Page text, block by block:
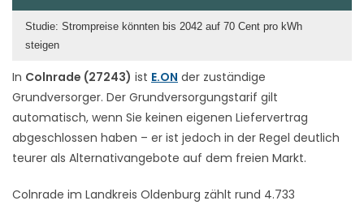
In Colnrade (27243) ist E.ON der zuständige
Grundversorger. Der Grundversorgungstarif gilt
automatisch, wenn Sie keinen eigenen Liefervertrag
abgeschlossen haben – er ist jedoch in der Regel deutlich
teurer als Alternativangebote auf dem freien Markt.
Colnrade im Landkreis Oldenburg zählt rund 4.733
Studie: Strompreise könnten bis 2042 auf 70 Cent pro kWh
steigen